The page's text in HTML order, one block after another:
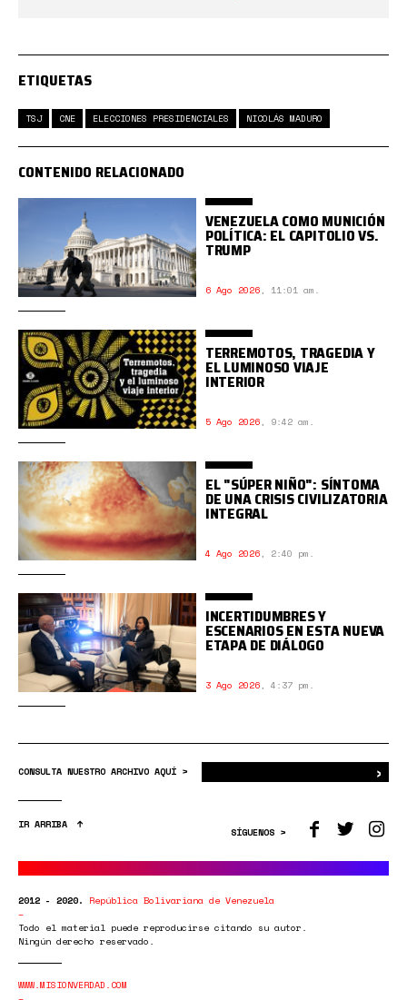
ETIQUETAS
TSJ CNE ELECCIONES PRESIDENCIALES NICOLÁS MADURO
CONTENIDO RELACIONADO
VENEZUELA COMO MUNICIÓN
POLÍTICA: EL CAPITOLIO VS.
TRUMP
6 Ago 2026, 11:01 am.
TERREMOTOS, TRAGEDIA Y
EL LUMINOSO VIAJE
INTERIOR
5 Ago 2026, 9:42 am.
EL "SÚPER NIÑO": SÍNTOMA
DE UNA CRISIS CIVILIZATORIA
INTEGRAL
4 Ago 2026, 2:40 pm.
INCERTIDUMBRES Y
ESCENARIOS EN ESTA NUEVA
ETAPA DE DIÁLOGO
3 Ago 2026, 4:37 pm.
CONSULTA NUESTRO ARCHIVO AQUÍ > ›
IR ARRIBA
SÍGUENOS >
2012 - 2020. República Bolivariana de Venezuela
Todo el material puede reproducirse citando su autor.
Ningún derecho reservado.
WWW.MISIONVERDAD.COM